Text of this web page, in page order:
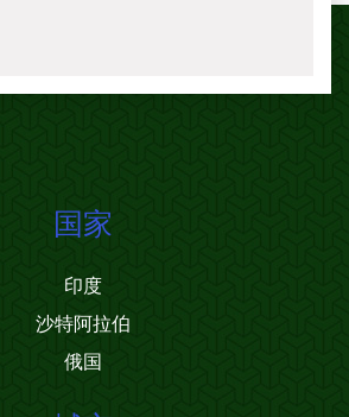
国家
印度
沙特阿拉伯
俄国